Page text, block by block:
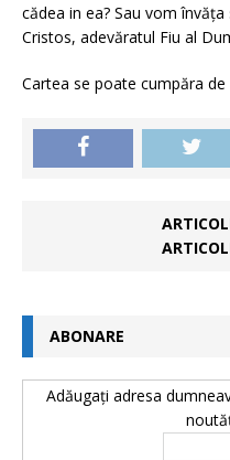
cădea in ea? Sau vom
Cristos, adevăratul Fiu al
Cartea se poate cumpăra de
ABONARE
Adăugați adresa